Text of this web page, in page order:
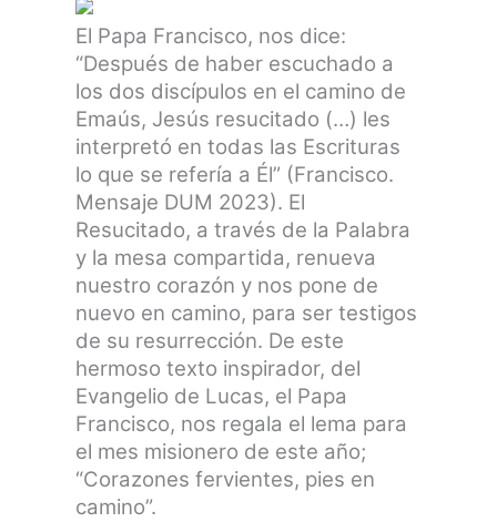
El Papa Francisco, nos dice:
“Después de haber escuchado a
los dos discípulos en el camino de
Emaús, Jesús resucitado (…) les
interpretó en todas las Escrituras
lo que se refería a Él” (Francisco.
Mensaje DUM 2023). El
Resucitado, a través de la Palabra
y la mesa compartida, renueva
nuestro corazón y nos pone de
nuevo en camino, para ser testigos
de su resurrección. De este
hermoso texto inspirador, del
Evangelio de Lucas, el Papa
Francisco, nos regala el lema para
el mes misionero de este año;
“Corazones fervientes, pies en
camino”.